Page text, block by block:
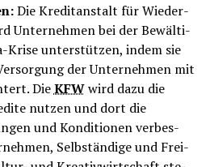
Die Kre­dit­an­stalt für Wie­der­
Unter­neh­men bei der Bewäl­ti­
Kri­se unter­stüt­zen, indem sie
der Unter­neh­men mit
DieKFWwird dazu die
nut­zen und dort die
und Kon­di­tio­nen ver­bes­
Selb­stän­di­ge und Frei­